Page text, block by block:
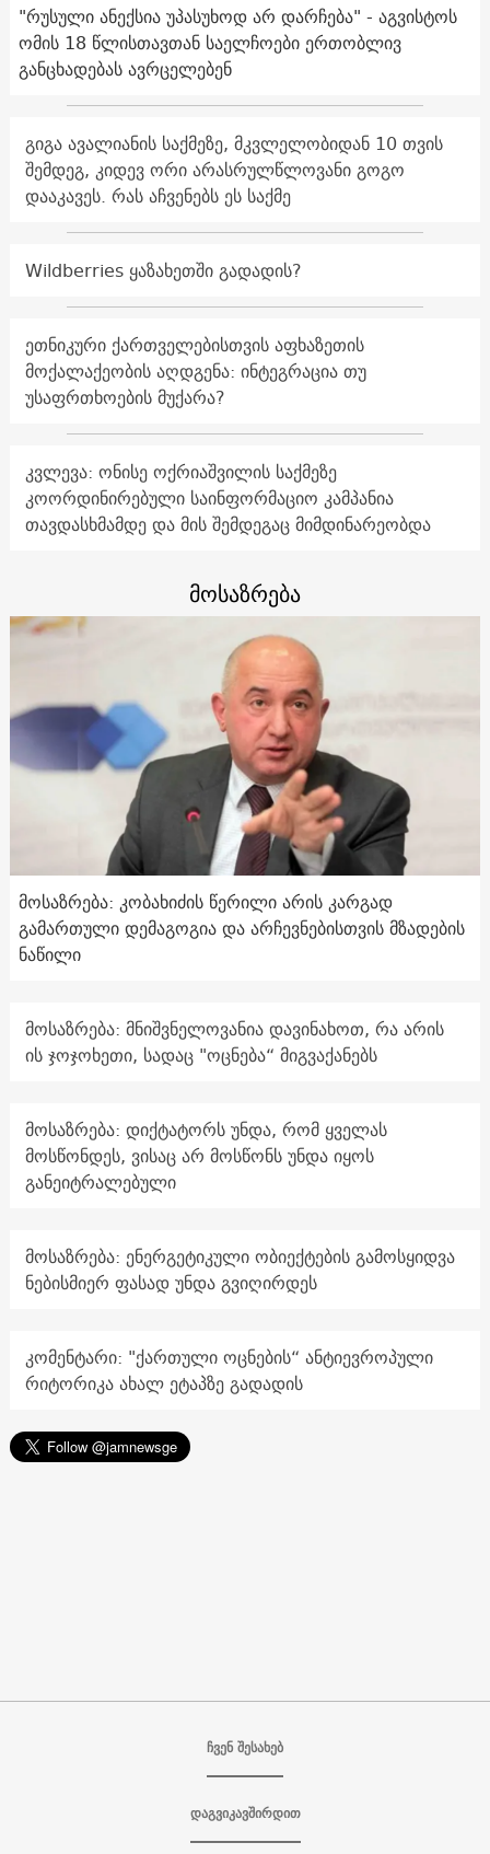
"რუსული ანექსია უპასუხოდ არ დარჩება" - აგვისტოს
ომის 18 წლისთავთან საელჩოები ერთობლივ
განცხადებას ავრცელებენ
გიგა ავალიანის საქმეზე, მკვლელობიდან 10 თვის
შემდეგ, კიდევ ორი არასრულწლოვანი გოგო
დააკავეს. რას აჩვენებს ეს საქმე
Wildberries ყაზახეთში გადადის?
ეთნიკური ქართველებისთვის აფხაზეთის
მოქალაქეობის აღდგენა: ინტეგრაცია თუ
უსაფრთხოების მუქარა?
კვლევა: ონისე ოქრიაშვილის საქმეზე
კოორდინირებული საინფორმაციო კამპანია
თავდასხმამდე და მის შემდეგაც მიმდინარეობდა
მოსაზრება
მოსაზრება: კობახიძის წერილი არის კარგად
გამართული დემაგოგია და არჩევნებისთვის მზადების
ნაწილი
მოსაზრება: მნიშვნელოვანია დავინახოთ, რა არის
ის ჯოჯოხეთი, სადაც "ოცნება“ მიგვაქანებს
მოსაზრება: დიქტატორს უნდა, რომ ყველას
მოსწონდეს, ვისაც არ მოსწონს უნდა იყოს
განეიტრალებული
მოსაზრება: ენერგეტიკული ობიექტების გამოსყიდვა
ნებისმიერ ფასად უნდა გვიღირდეს
კომენტარი: "ქართული ოცნების“ ანტიევროპული
რიტორიკა ახალ ეტაპზე გადადის
ჩვენ შესახებ
დაგვიკავშირდით